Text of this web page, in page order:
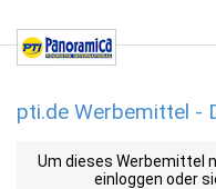
pti.de Werbemittel -
Um dieses Werbemittel
einloggen oder